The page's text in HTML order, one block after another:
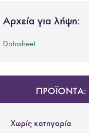
Αρχεία για λήψη:
Datasheet
ΠΡΟΪΟΝΤΑ:
Χωρίς κατηγορία